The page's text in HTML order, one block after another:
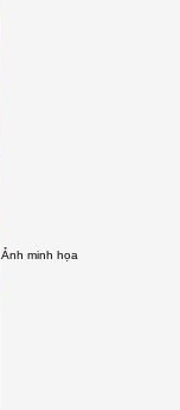
Ảnh minh họa